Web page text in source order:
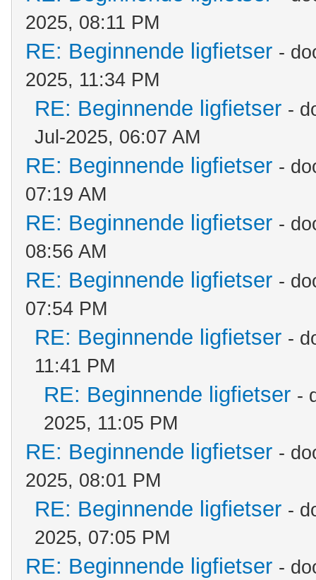
2025, 08:11 PM
RE: Beginnende ligfietser -
2025, 11:34 PM
RE: Beginnende ligfietser -
Jul-2025, 06:07 AM
RE: Beginnende ligfietser -
07:19 AM
RE: Beginnende ligfietser -
08:56 AM
RE: Beginnende ligfietser -
07:54 PM
RE: Beginnende ligfietser -
11:41 PM
RE: Beginnende ligfietser -
2025, 11:05 PM
RE: Beginnende ligfietser -
2025, 08:01 PM
RE: Beginnende ligfietser -
2025, 07:05 PM
RE: Beginnende ligfietser -